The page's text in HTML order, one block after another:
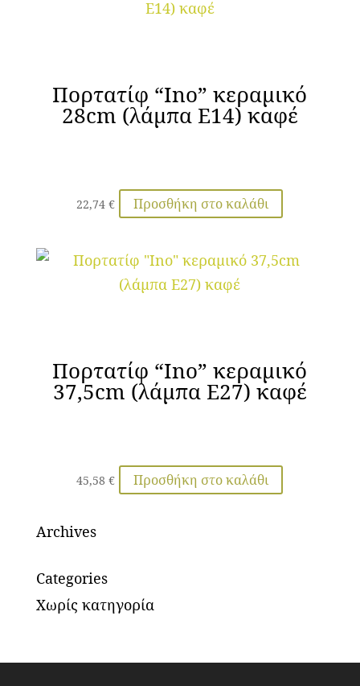
Πορτατίφ “Ino” κεραμικό
28cm (λάμπα Ε14) καφέ
22,74€ Προσθήκη στο καλάθι
Πορτατίφ “Ino” κεραμικό
37,5cm (λάμπα Ε27) καφέ
45,58€ Προσθήκη στο καλάθι
Archives
Categories
Χωρίς κατηγορία